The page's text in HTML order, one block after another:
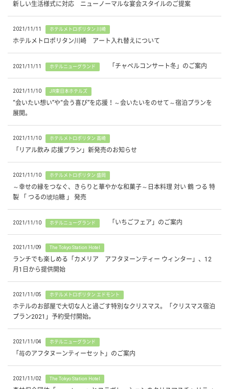
新しい生活様式に対応 ニューノーマルな宴会スタイルのご提案
2021/11/11 ホテルメトロポリタン 川崎
ホテルメトロポリタン川崎 アート入れ替えについて
2021/11/11 ホテルニューグランド 「チャペルコンサート冬」のご案内
2021/11/10 JR東日本ホテルズ
“会いたい想い”や“会う喜び”を応援！～会いたいをのせて～宿泊プランを
展開。
2021/11/10 ホテルメトロポリタン 高崎
「リアル飲み 応援プラン」新発売のお知らせ
2021/11/10 ホテルメトロポリタン 盛岡
～幸せの縁をつなぐ、きらりと華やかな和菓子～日本料理 対い 鶴 つる 特
製 「 つるの琥珀糖 」 発売
2021/11/10 ホテルニューグランド 「いちごフェア」のご案内
2021/11/09 The Tokyo Station Hotel
ランチでも楽しめる「カメリア アフタヌーンティー ウィンター」、12
月1日から提供開始
2021/11/05 ホテルメトロポリタン エドモント
ホテルのお部屋で大切な人と過ごす特別なクリスマス。「クリスマス宿泊
プラン2021」予約受付開始。
2021/11/04 ホテルニューグランド
「苺のアフタヌーンティーセット」のご案内
2021/11/02 The Tokyo Station Hotel